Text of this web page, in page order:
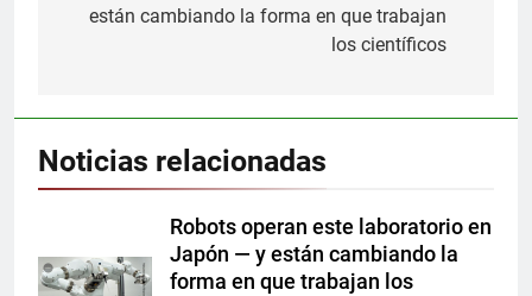
están cambiando la forma en que trabajan
los científicos
Noticias relacionadas
Robots operan este laboratorio en
Japón — y están cambiando la
forma en que trabajan los